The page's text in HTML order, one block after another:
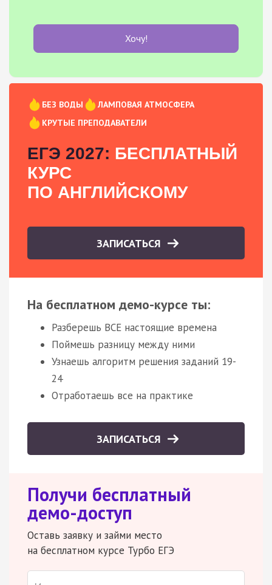
Хочу!
БЕЗ ВОДЫ
ЛАМПОВАЯ АТМОСФЕРА
КРУТЫЕ ПРЕПОДАВАТЕЛИ
ЕГЭ 2027: БЕСПЛАТНЫЙ
КУРС
ПО АНГЛИЙСКОМУ
ЗАПИСАТЬСЯ
На бесплатном демо-курсе ты:
Разберешь ВСЕ настоящие времена
Поймешь разницу между ними
Узнаешь алгоритм решения заданий 19-
24
Отработаешь все на практике
ЗАПИСАТЬСЯ
Получи бесплатный
демо-доступ
Оставь заявку и займи место
на бесплатном курсе Турбо ЕГЭ